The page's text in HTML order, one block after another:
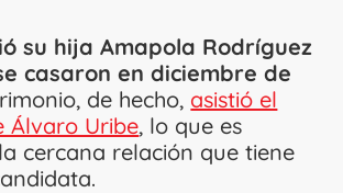
su hija Amapola Rodríguez
casaron en diciembre de
de hecho, asistió el
Álvaro Uribe, lo que es
cercana relación que tiene